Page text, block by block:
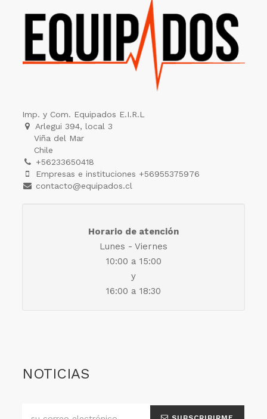
Imp. y Com. Equipados E.I.R.L
Arlegui 394, local 3
Viña del Mar
Chile
+56233650418
Empresas e instituciones +56955375976
contacto@equipados.cl
Horario de atención
Lunes - Viernes
10:00 a 15:00
y
16:00 a 18:30
NOTICIAS